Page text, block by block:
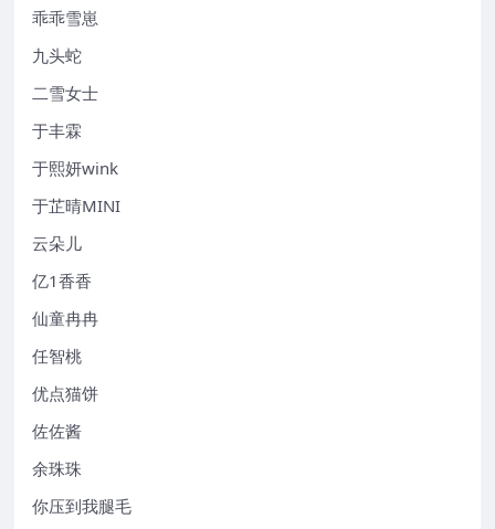
乖乖雪崽
九头蛇
二雪女士
于丰霖
于熙妍wink
于芷晴MINI
云朵儿
亿1香香
仙童冉冉
任智桃
优点猫饼
佐佐酱
余珠珠
你压到我腿毛